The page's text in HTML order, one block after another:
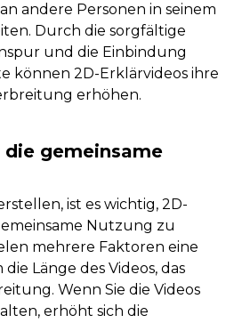
andere Personen in seinem
Durch die sorgfältige
und die Einbindung
können 2D-Erklärvideos ihre
erhöhen.
gemeinsame
ist es wichtig, 2D-
Nutzung zu
mehrere Faktoren eine
Länge des Videos, das
Wenn Sie die Videos
erhöht sich die